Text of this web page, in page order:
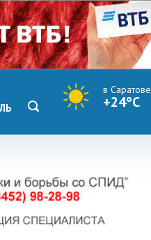
в Саратове
+24°C